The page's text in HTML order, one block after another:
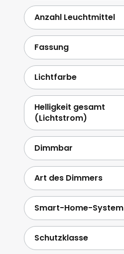
Anzahl Leuchtmittel
Fassung
Lichtfarbe
Helligkeit gesamt
(Lichtstrom)
Dimmbar
Art des Dimmers
Smart-Home-System
Schutzklasse